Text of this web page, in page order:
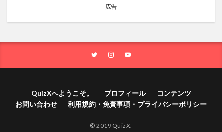
広告
QuizXへようこそ。 プロフィール
コンテンツ
お問い合わせ
利用規約・免責事項・プライバシーポリシー
© 2019 QuizX.